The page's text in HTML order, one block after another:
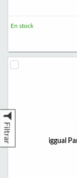
Filtrar
En stock
iggual